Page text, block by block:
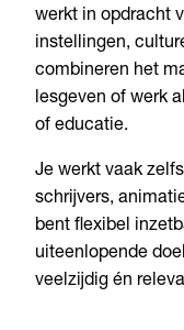
werkt in opdracht
instellingen,
combineren het
lesgeven of werk
of educatie.
Je werkt vaak
schrijvers,
bent flexibel
uiteenlopende
veelzijdig én